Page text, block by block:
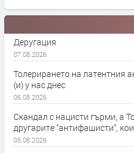
Деругация
07.08.2026
Толерирането на латентния
(и) у нас днес
06.08.2026
Скандал с нацисти гърми, а
другарите “антифашисти”,
05.08.2026